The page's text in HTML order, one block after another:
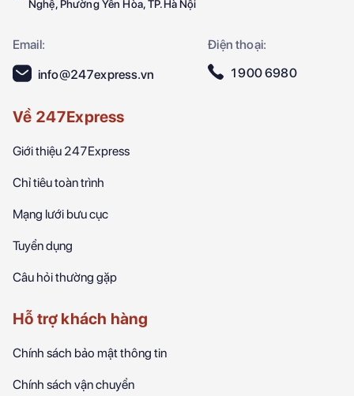
Nghệ, Phường Yên Hòa, TP.Hà Nội
Email:
Điện thoại:
info@247express.vn
1900 6980
Về 247Express
Giới thiệu 247Express
Chỉ tiêu toàn trình
Mạng lưới bưu cục
Tuyển dụng
Câu hỏi thường gặp
Hỗ trợ khách hàng
Chính sách bảo mật thông tin
Chính sách vận chuyển